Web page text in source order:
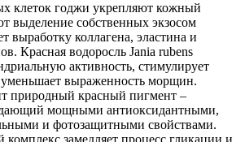
клеток годжи укрепляют кожный
выделение собственных экзосом
выработку коллагена, эластина и
Красная водоросль Jania rubens
активность, стимулирует
уменьшает выраженность морщин.
природный красный пигмент –
мощными антиоксидантными,
и фотозащитными свойствами.